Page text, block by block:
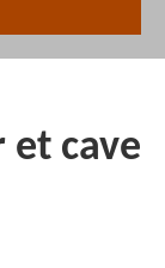
et cave